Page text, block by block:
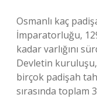
Osmanlı kaç
İmparatorluğu,
kadar varlığını
Devletin kuruluşu,
birçok padişah
sırasında toplam